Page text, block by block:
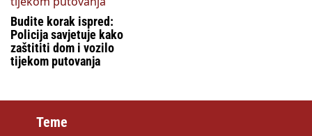
Budite korak ispred:
Policija savjetuje kako
zaštititi dom i vozilo
tijekom putovanja
Teme